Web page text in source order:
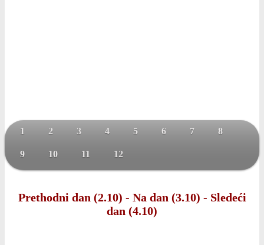
1 2 3 4 5 6 7 8
9 10 11 12
Prethodni dan (2.10) - Na dan (3.10) - Sledeći
dan (4.10)